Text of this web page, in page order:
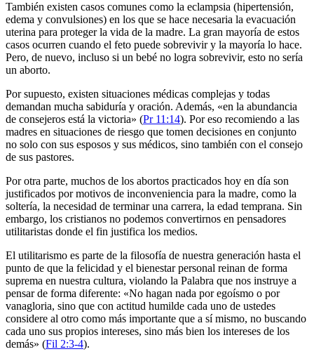
También existen casos comunes como la eclampsia (hipertensión,
edema y convulsiones) en los que se hace necesaria la evacuación
uterina para proteger la vida de la madre. La gran mayoría de estos
casos ocurren cuando el feto puede sobrevivir y la mayoría lo hace.
Pero, de nuevo, incluso si un bebé no logra sobrevivir, esto no sería
un aborto.
Por supuesto, existen situaciones médicas complejas y todas
demandan mucha sabiduría y oración. Además, «en la abundancia
de consejeros está la victoria» (Pr 11:14). Por eso recomiendo a las
madres en situaciones de riesgo que tomen decisiones en conjunto
no solo con sus esposos y sus médicos, sino también con el consejo
de sus pastores.
Por otra parte, muchos de los abortos practicados hoy en día son
justificados por motivos de inconveniencia para la madre, como la
soltería, la necesidad de terminar una carrera, la edad temprana. Sin
embargo, los cristianos no podemos convertirnos en pensadores
utilitaristas donde el fin justifica los medios.
El utilitarismo es parte de la filosofía de nuestra generación hasta el
punto de que la felicidad y el bienestar personal reinan de forma
suprema en nuestra cultura, violando la Palabra que nos instruye a
pensar de forma diferente: «No hagan nada por egoísmo o por
vanagloria, sino que con actitud humilde cada uno de ustedes
considere al otro como más importante que a sí mismo, no buscando
cada uno sus propios intereses, sino más bien los intereses de los
demás» (Fil 2:3-4).